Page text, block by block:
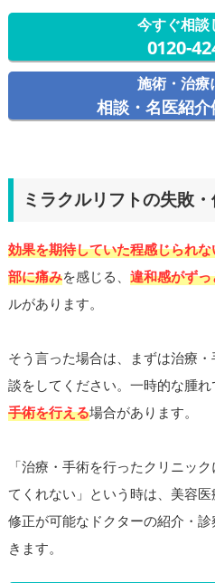
今すぐ相談
0120-
施術・治療
相談・名医紹
ミラクルリフトの失敗
効果を期待していた程感じられな
部に痛みを感じる、 違和感がず
ルがあります。
そう言った場合は、まずは治療
談をしてください。一時的な腫
手術を行える場合があります。
「治療・手術を行ったクリニッ
てくれない」という時は、美容医
修正が可能なドクターの紹介・
きます。